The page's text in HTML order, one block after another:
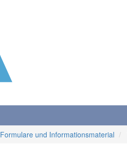
Formulare und Informationsmaterial